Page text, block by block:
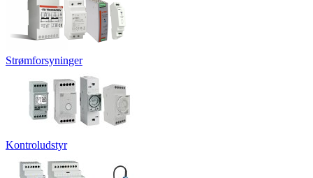
Strømforsyninger
Kontroludstyr